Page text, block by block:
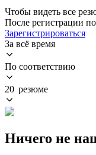
Чтобы видеть все
После регистрации
Зарегистрироваться
За всё время
По соответствию
20 резюме
Ничего не